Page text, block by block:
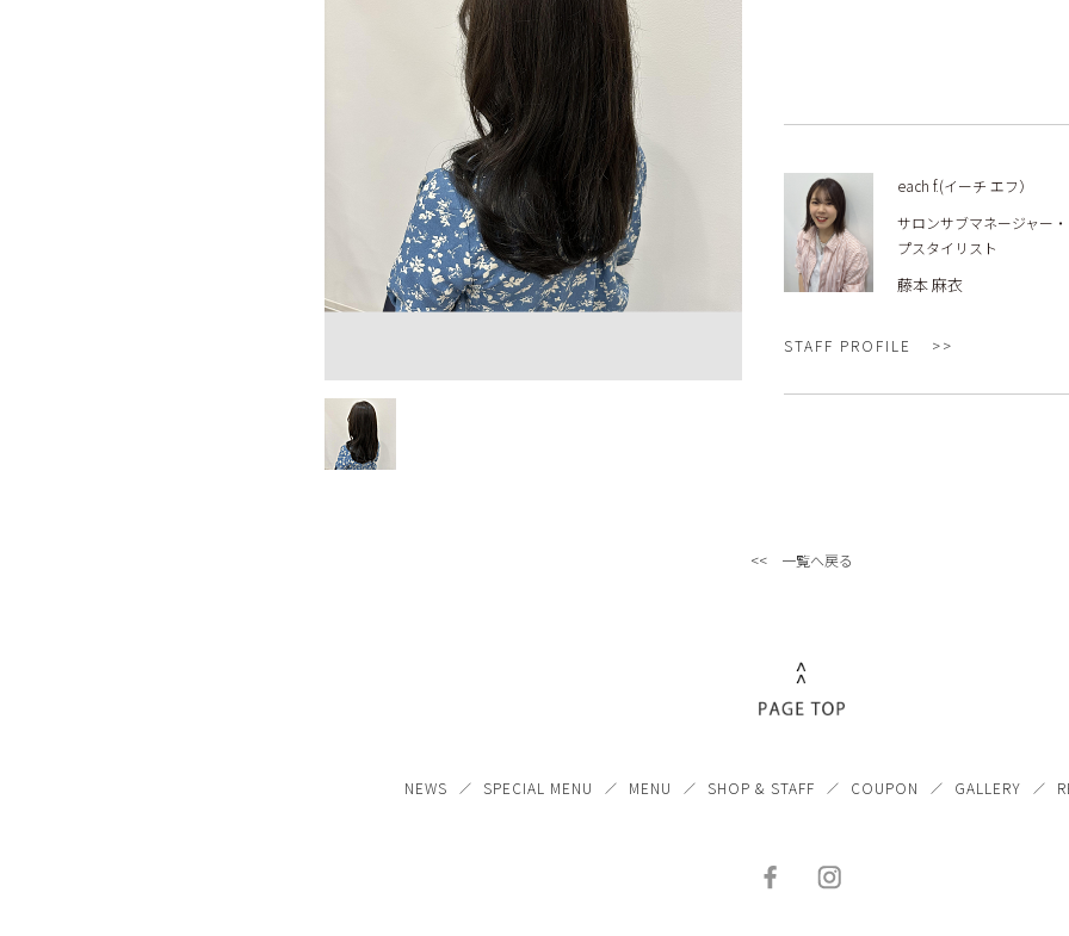
each f.(イーチ エフ）
サロンサブマネージャー
プスタイリスト
藤本 麻衣
STAFF PROFILE
<< 一覧へ戻る
NEWS SPECIAL MENU MENU SHOP & STAFF COUPON GALLERY